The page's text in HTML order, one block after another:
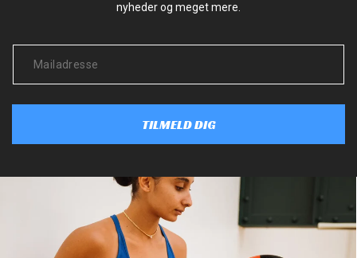
nyheder og meget mere.
TILMELD DIG